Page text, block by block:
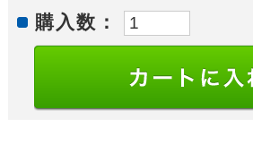
購入数：